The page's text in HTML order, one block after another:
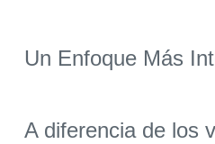
Un Enfoque Más
A diferencia de los